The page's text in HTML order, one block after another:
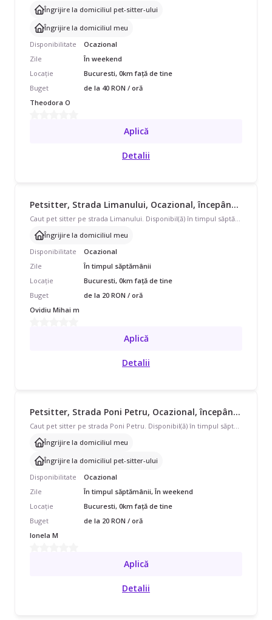
Îngrijire la domiciliul pet-sitter-ului
Îngrijire la domiciliul meu
Disponibilitate
Ocazional
Zile
În weekend
Locație
Bucuresti, 0km față de tine
Buget
de la 40 RON / oră
Theodora O
Aplică
Detalii
Petsitter, Strada Limanului, Ocazional, începând cu 20 lei/oră
Îngrijire la domiciliul meu
Disponibilitate
Ocazional
Zile
În timpul săptămânii
Locație
Bucuresti, 0km față de tine
Buget
de la 20 RON / oră
Ovidiu Mihai m
Aplică
Detalii
Petsitter, Strada Poni Petru, Ocazional, începând cu 20 lei/oră
Îngrijire la domiciliul meu
Îngrijire la domiciliul pet-sitter-ului
Disponibilitate
Ocazional
Zile
În timpul săptămânii, În weekend
Locație
Bucuresti, 0km față de tine
Buget
de la 20 RON / oră
Ionela M
Aplică
Detalii